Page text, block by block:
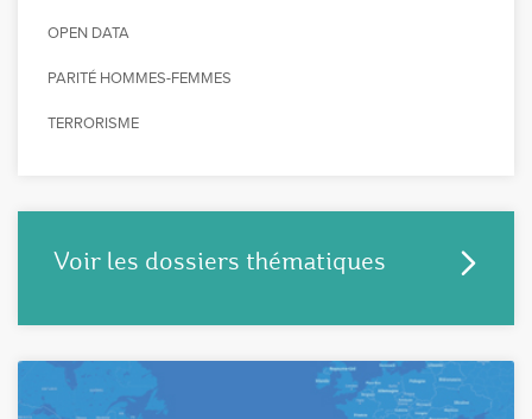
OPEN DATA
PARITÉ HOMMES-FEMMES
TERRORISME
Voir les dossiers thématiques